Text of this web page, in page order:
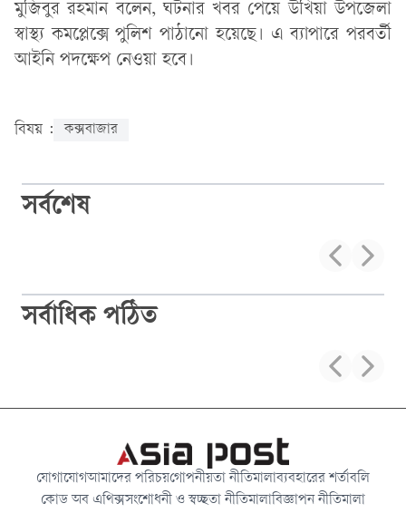
মুজিবুর রহমান বলেন, ঘটনার খবর পেয়ে উখিয়া উপজেলা
স্বাস্থ্য কমপ্লেক্সে পুলিশ পাঠানো হয়েছে। এ ব্যাপারে পরবর্তী
আইনি পদক্ষেপ নেওয়া হবে।
বিষয় : কক্সবাজার
সর্বশেষ
সর্বাধিক পঠিত
যোগাযোগআমাদের পরিচয়গোপনীয়তা নীতিমালাব্যবহারের শর্তাবলি
কোড অব এথিক্সসংশোধনী ও স্বচ্ছতা নীতিমালাবিজ্ঞাপন নীতিমালা